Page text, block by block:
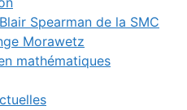
Spearman de la SMC
Morawetz
mathématiques